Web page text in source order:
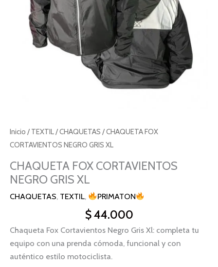
Inicio / TEXTIL/CHAQUETAS / CHAQUETA FOX
CORTAVIENTOS NEGRO GRIS XL
CHAQUETA FOX CORTAVIENTOS
NEGRO GRIS XL
CHAQUETAS, TEXTIL, PRIMATON
$44.000
Chaqueta Fox Cortavientos Negro Gris Xl: completa tu
equipo con una prenda cómoda, funcional y con
auténtico estilo motociclista.